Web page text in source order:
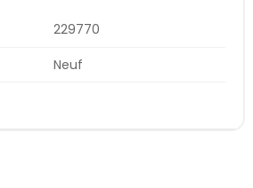
229770
Neuf